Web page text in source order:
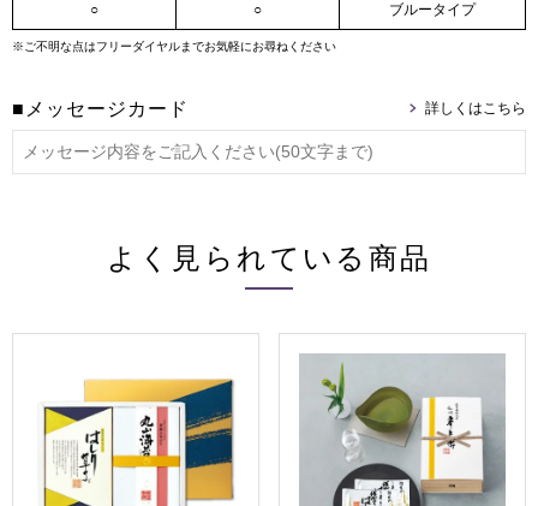
○ ○ ブルータイプ
※ご不明な点はフリーダイヤルまでお気軽にお尋ねください
■メッセージカード
よく見られている商品